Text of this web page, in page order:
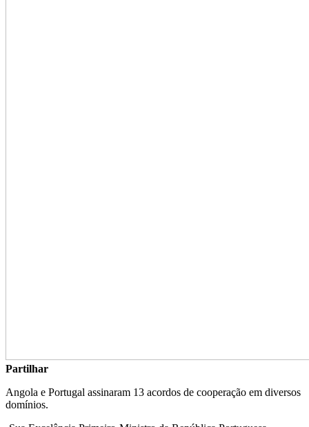
Partilhar
Angola e Portugal assinaram 13 acordos de cooperação em diversos
domínios.